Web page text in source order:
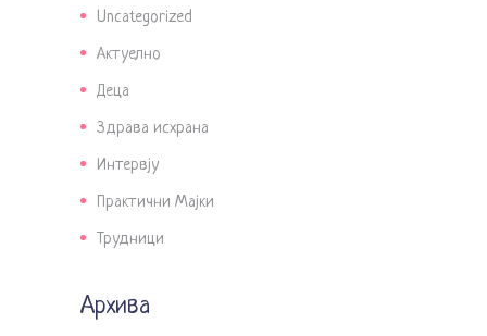
Uncategorized
Актуелно
Деца
Здрава исхрана
Интервју
Практични Мајки
Трудници
Архива